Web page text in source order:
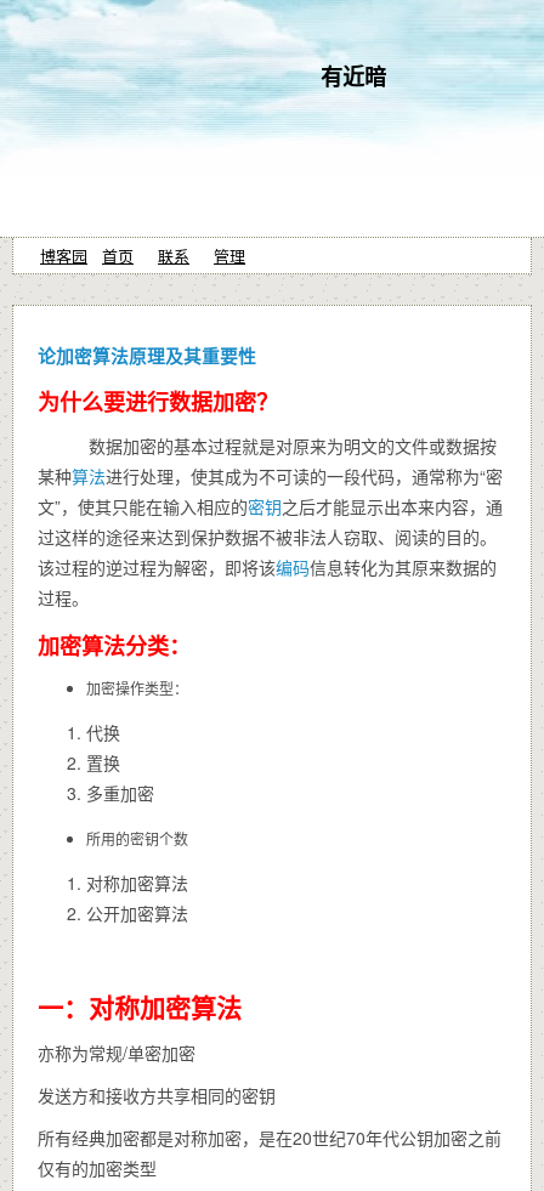
有近暗
博客园 首页 联系 管理
论加密算法原理及其重要性
为什么要进行数据加密？
数据加密的基本过程就是对原来为明文的文件或数据按
某种算法进行处理，使其成为不可读的一段代码，通常称为“密
文”，使其只能在输入相应的密钥之后才能显示出本来内容，通
过这样的途径来达到保护数据不被非法人窃取、阅读的目的。
该过程的逆过程为解密，即将该编码信息转化为其原来数据的
过程。
加密算法分类：
加密操作类型：
代换
置换
多重加密
所用的密钥个数
对称加密算法
公开加密算法
一：对称加密算法
亦称为常规/单密加密
发送方和接收方共享相同的密钥
所有经典加密都是对称加密，是在20世纪70年代公钥加密之前
仅有的加密类型